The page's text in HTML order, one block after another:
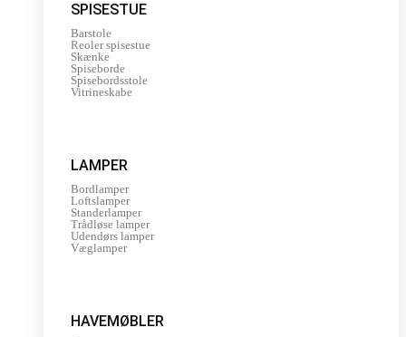
SPISESTUE
Barstole
Reoler spisestue
Skænke
Spiseborde
Spisebordsstole
Vitrineskabe
LAMPER
Bordlamper
Loftslamper
Standerlamper
Trådløse lamper
Udendørs lamper
Væglamper
HAVEMØBLER